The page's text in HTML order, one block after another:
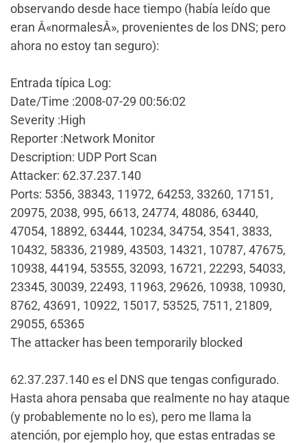
observando desde hace tiempo (había leído que
eran Â«normalesÂ», provenientes de los DNS; pero
ahora no estoy tan seguro):
Entrada típica Log:
Date/Time :2008-07-29 00:56:02
Severity :High
Reporter :Network Monitor
Description: UDP Port Scan
Attacker: 62.37.237.140
Ports: 5356, 38343, 11972, 64253, 33260, 17151,
20975, 2038, 995, 6613, 24774, 48086, 63440,
47054, 18892, 63444, 10234, 34754, 3541, 3833,
10432, 58336, 21989, 43503, 14321, 10787, 47675,
10938, 44194, 53555, 32093, 16721, 22293, 54033,
23345, 30039, 22493, 11963, 29626, 10938, 10930,
8762, 43691, 10922, 15017, 53525, 7511, 21809,
29055, 65365
The attacker has been temporarily blocked
62.37.237.140 es el DNS que tengas configurado.
Hasta ahora pensaba que realmente no hay ataque
(y probablemente no lo es), pero me llama la
atención, por ejemplo hoy, que estas entradas se